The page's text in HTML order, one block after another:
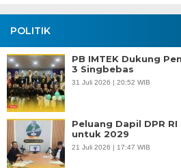
POLITIK
PB IMTEK Dukung
3 Singbebas
31 Juli 2026 | 20:52 WIB
Peluang Dapil DPR
untuk 2029
21 Juli 2026 | 17:47 WIB